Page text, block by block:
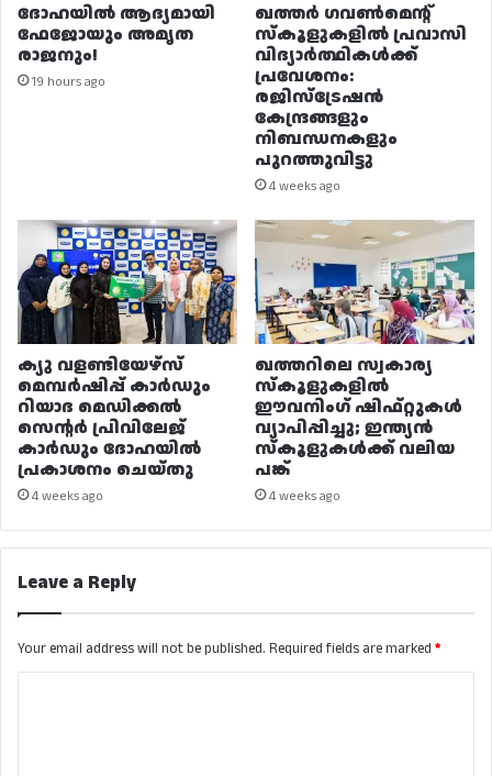
ദോഹയിൽ ആദ്യമായി
ഫേജോയും അമൃത
രാജനും!
19 hours ago
ഖത്തർ ഗവൺമെന്റ്
സ്കൂളുകളിൽ പ്രവാസി
വിദ്യാർത്ഥികൾക്ക്
പ്രവേശനം:
രജിസ്ട്രേഷൻ
കേന്ദ്രങ്ങളും
നിബന്ധനകളും
പുറത്തുവിട്ടു
4 weeks ago
ക്യു വളണ്ടിയേഴ്‌സ്
മെമ്പർഷിപ്പ് കാർഡും
റിയാദ മെഡിക്കൽ
സെന്റർ പ്രിവിലേജ്
കാർഡും ദോഹയിൽ
പ്രകാശനം ചെയ്തു
4 weeks ago
ഖത്തറിലെ സ്വകാര്യ
സ്കൂളുകളിൽ
ഈവനിംഗ് ഷിഫ്റ്റുകൾ
വ്യാപിപ്പിച്ചു; ഇന്ത്യൻ
സ്കൂളുകൾക്ക് വലിയ
പങ്ക്
4 weeks ago
Leave a Reply
Your email address will not be published. Required fields are marked *